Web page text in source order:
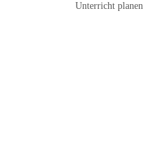
Unterricht planen